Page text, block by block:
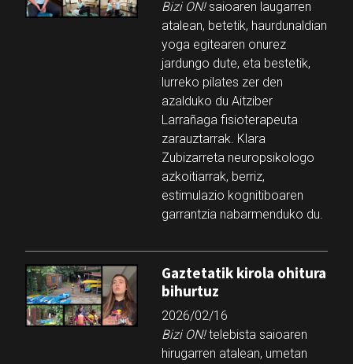
Bizi ON!saioaren laugarren
atalean, betetik, haurdunaldian
yoga egitearen onurez
jardungo dute, eta bestetik,
lurreko pilates zer den
azalduko du Aitziber
Larrañaga fisioterapeuta
zarauztarrak. Klara
Zubizarreta neuropsikologo
azkoitiarrak, berriz,
estimulazio kognitiboaren
garrantzia nabarmenduko du.
Gaztetatik kirola ohitura
bihurtuz
2026/02/16
Bizi ON!telebista saioaren
hirugarren atalean, umetan